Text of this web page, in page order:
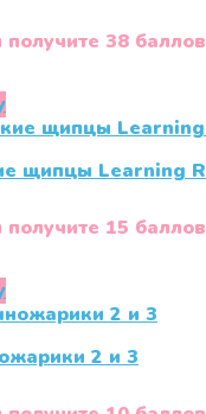
получите 38
щипцы Learning
получите 15
2 и 3